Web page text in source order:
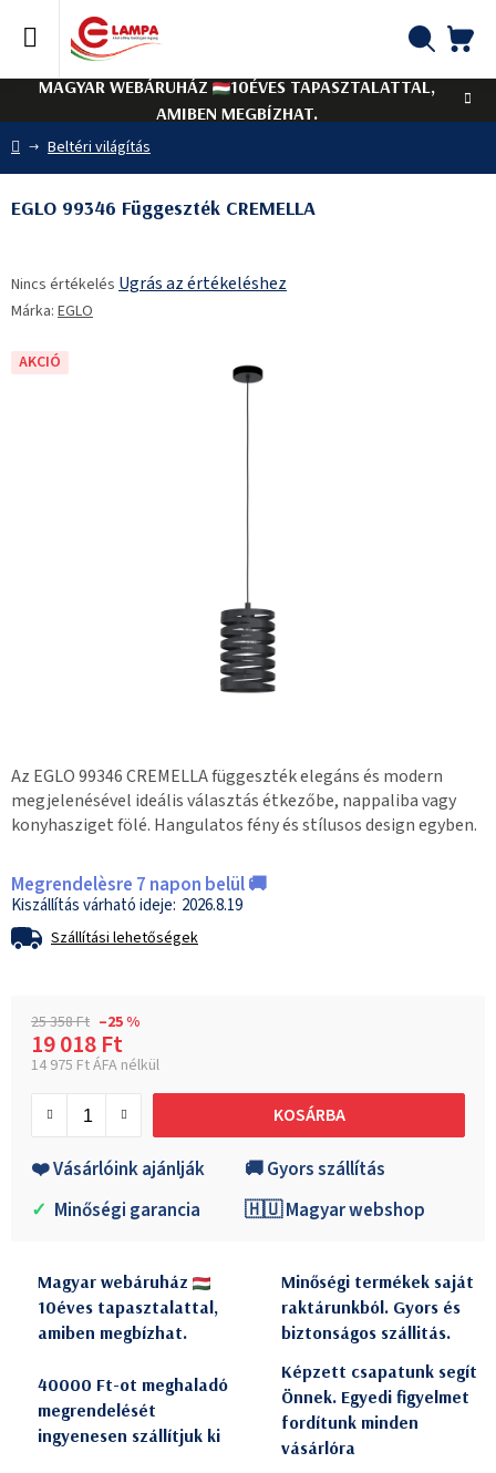
tartalomhoz
MAGYAR WEBÁRUHÁZ
10ÉVES TAPASZTALATTAL,
AMIBEN MEGBÍZHAT.
Kezdőlap
Beltéri világítás
Az EGLO 99346 CREMELLA függeszték elegáns és modern
megjelenésével ideális választás étkezőbe, nappaliba vagy
konyhasziget fölé. Hangulatos fény és stílusos design egyben.
Megrendelèsre 7 napon belül 🚚
2026.8.19
Szállítási lehetőségek
25 358 Ft –25 %
19 018 Ft
14 975 Ft ÁFA nélkül
KOSÁRBA
❤️ Vásárlóink ajánlják
🚚 Gyors szállítás
✓ Minőségi garancia 🇭🇺 Magyar webshop
EGLO 99346 Függeszték CREMELLA
termék
átlagos
5-
Nincs értékelés Ugrás az értékeléshez
Márka: EGLO
AKCIÓ
Magyar webáruház
10éves tapasztalattal,
amiben megbízhat.
Minőségi termékek saját
raktárunkból. Gyors és
biztonságos szállitás.
40000 Ft-ot meghaladó
megrendelését
ingyenesen szállítjuk ki
Képzett csapatunk segít
Önnek. Egyedi figyelmet
fordítunk minden
vásárlóra